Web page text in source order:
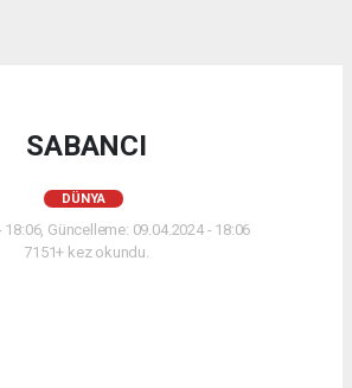
SABANCI
DÜNYA
18:06, Güncelleme: 09.04.2024 - 18:06
7151+ kez okundu.